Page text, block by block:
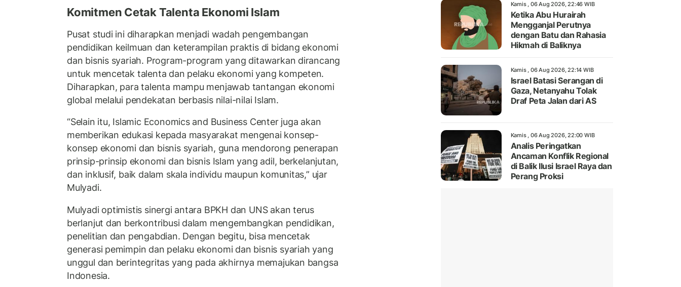
Komitmen Cetak Talenta Ekonomi Islam
Pusat studi ini diharapkan menjadi wadah pengembangan
pendidikan keilmuan dan keterampilan praktis di bidang ekonomi
dan bisnis syariah. Program-program yang ditawarkan dirancang
untuk mencetak talenta dan pelaku ekonomi yang kompeten.
Diharapkan, para talenta mampu menjawab tantangan ekonomi
global melalui pendekatan berbasis nilai-nilai Islam.
“Selain itu, Islamic Economics and Business Center juga akan
memberikan edukasi kepada masyarakat mengenai konsep-
konsep ekonomi dan bisnis syariah, guna mendorong penerapan
prinsip-prinsip ekonomi dan bisnis Islam yang adil, berkelanjutan,
dan inklusif, baik dalam skala individu maupun komunitas,” ujar
Mulyadi.
Mulyadi optimistis sinergi antara BPKH dan UNS akan terus
berlanjut dan berkontribusi dalam mengembangkan pendidikan,
penelitian dan pengabdian. Dengan begitu, bisa mencetak
generasi pemimpin dan pelaku ekonomi dan bisnis syariah yang
unggul dan berintegritas yang pada akhirnya memajukan bangsa
Indonesia.
Kamis , 06 Aug 2026, 22:46 WIB
Ketika Abu Hurairah
Mengganjal Perutnya
dengan Batu dan Rahasia
Hikmah di Baliknya
Kamis , 06 Aug 2026, 22:14 WIB
Israel Batasi Serangan di
Gaza, Netanyahu Tolak
Draf Peta Jalan dari AS
Kamis , 06 Aug 2026, 22:00 WIB
Analis Peringatkan
Ancaman Konflik Regional
di Balik Ilusi Israel Raya dan
Perang Proksi